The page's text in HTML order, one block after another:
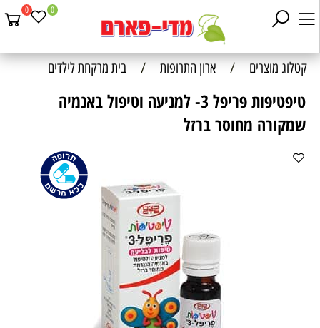
0 0
קטלוג מוצרים / ארון התרופות / בית מרקחת לילדים
טיפטיפות פריפל 3- למניעה וטיפול באנמיה
שמקורה מחוסר ברזל